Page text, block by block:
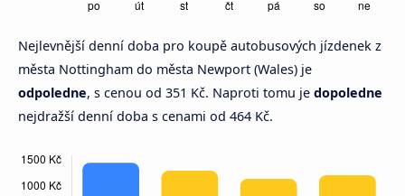
Nejlevnější denní doba pro koupě autobusových jízdenek z
města Nottingham do města Newport (Wales) je
odpoledne, s cenou od 351 Kč. Naproti tomu je dopoledne
nejdražší denní doba s cenami od 464 Kč.